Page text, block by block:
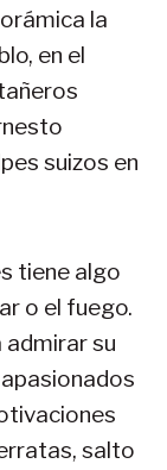
la
en el
suizos en
tiene algo
o el fuego.
su
salto